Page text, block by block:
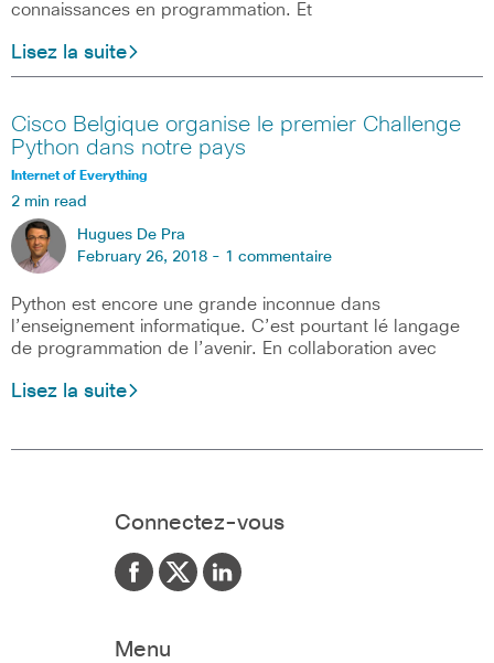
connaissances en programmation. Et
Lisez la suite
Cisco Belgique organise le premier Challenge
Python dans notre pays
Internet of Everything
2 min read
Hugues De Pra
February 26, 2018 - 1 commentaire
Python est encore une grande inconnue dans
l’enseignement informatique. C’est pourtant lé langage
de programmation de l’avenir. En collaboration avec
Lisez la suite
Connectez-vous
Menu